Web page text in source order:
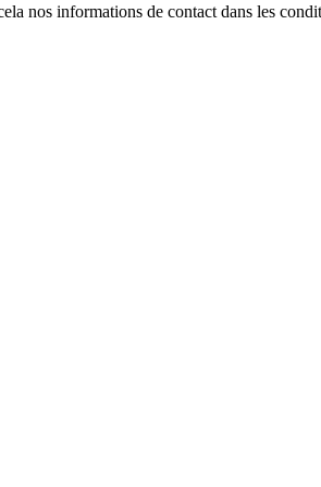
nos informations de contact dans les